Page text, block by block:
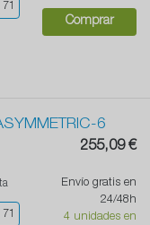
71
Comprar
6
71
255,09 €
Envío gratis en
24/48h
4 unidades en